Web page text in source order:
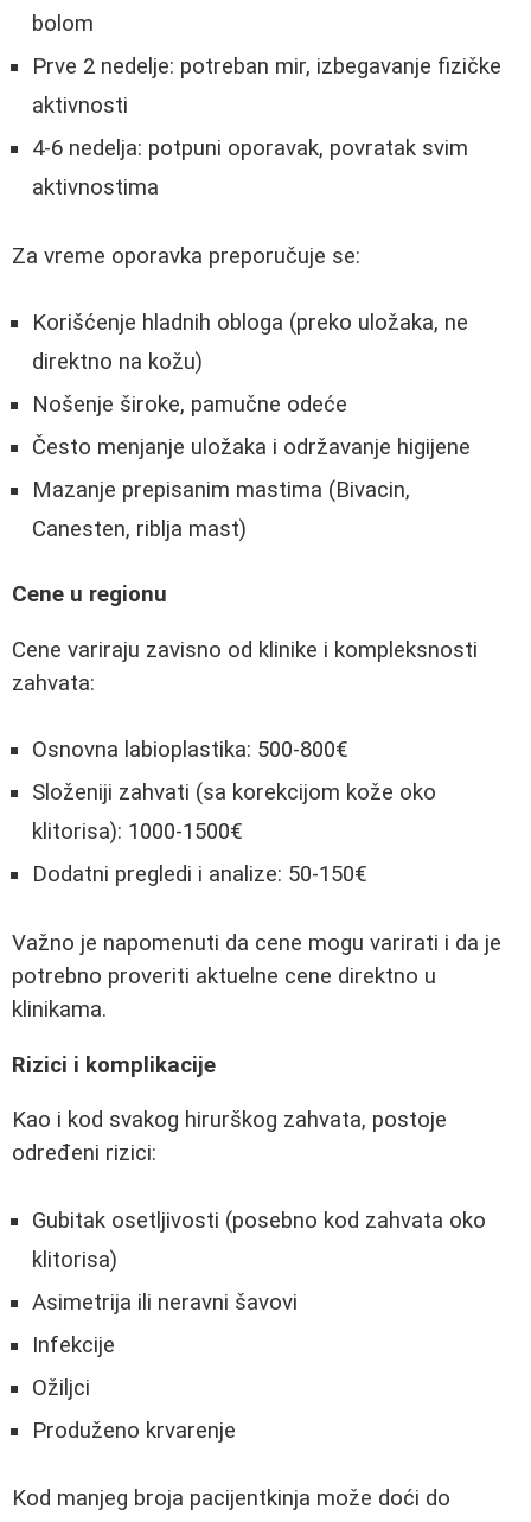
bolom
Prve 2 nedelje: potreban mir, izbegavanje fizičke
aktivnosti
4-6 nedelja: potpuni oporavak, povratak svim
aktivnostima
Za vreme oporavka preporučuje se:
Korišćenje hladnih obloga (preko uložaka, ne
direktno na kožu)
Nošenje široke, pamučne odeće
Često menjanje uložaka i održavanje higijene
Mazanje prepisanim mastima (Bivacin,
Canesten, riblja mast)
Cene u regionu
Cene variraju zavisno od klinike i kompleksnosti
zahvata:
Osnovna labioplastika: 500-800€
Složeniji zahvati (sa korekcijom kože oko
klitorisa): 1000-1500€
Dodatni pregledi i analize: 50-150€
Važno je napomenuti da cene mogu varirati i da je
potrebno proveriti aktuelne cene direktno u
klinikama.
Rizici i komplikacije
Kao i kod svakog hirurškog zahvata, postoje
određeni rizici:
Gubitak osetljivosti (posebno kod zahvata oko
klitorisa)
Asimetrija ili neravni šavovi
Infekcije
Ožiljci
Produženo krvarenje
Kod manjeg broja pacijentkinja može doći do